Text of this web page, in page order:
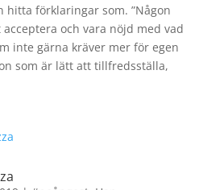
hitta förklaringar som. ”Någon
och vara nöjd med vad
inte gärna kräver mer för egen
som är lätt att tillfredsställa,